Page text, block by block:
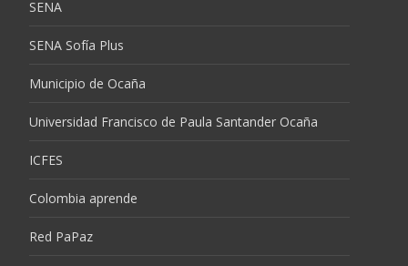
SENA
SENA Sofía Plus
Municipio de Ocaña
Universidad Francisco de Paula Santander Ocaña
ICFES
Colombia aprende
Red PaPaz